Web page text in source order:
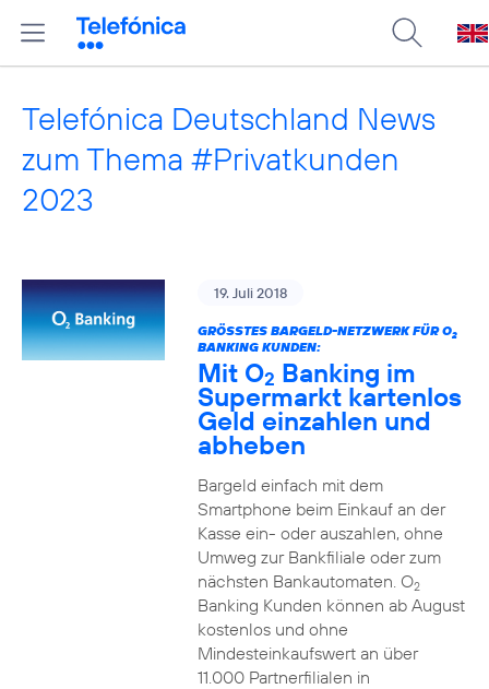
Telefónica Deutschland News
zum Thema #Privatkunden
2023
19. Juli 2018
GRÖSSTES BARGELD-NETZWERK FÜR O 2
BANKING KUNDEN:
Mit O2 Banking im
Supermarkt kartenlos
Geld einzahlen und
abheben
Bargeld einfach mit dem
Smartphone beim Einkauf an der
Kasse ein- oder auszahlen, ohne
Umweg zur Bankfiliale oder zum
nächsten Bankautomaten. O2
Banking Kunden können ab August
kostenlos und ohne
Mindesteinkaufswert an über
11.000 Partnerfilialen in